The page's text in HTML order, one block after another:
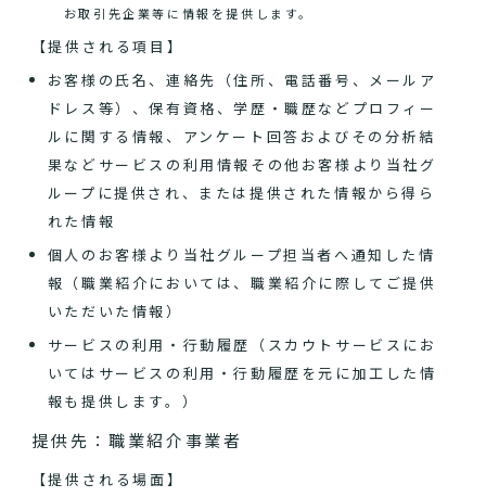
お取引先企業等に情報を提供します。
【提供される項目】
お客様の氏名、連絡先（住所、電話番号、メールア
ドレス等）、保有資格、学歴・職歴などプロフィー
ルに関する情報、アンケート回答およびその分析結
果などサービスの利用情報その他お客様より当社グ
ループに提供され、または提供された情報から得ら
れた情報
個人のお客様より当社グループ担当者へ通知した情
報（職業紹介においては、職業紹介に際してご提供
いただいた情報）
サービスの利用・行動履歴（スカウトサービスにお
いてはサービスの利用・行動履歴を元に加工した情
報も提供します。）
提供先：職業紹介事業者
【提供される場面】